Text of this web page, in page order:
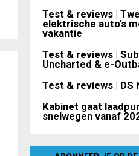
Test & reviews |
elektrische auto's
vakantie
Test & reviews |
Uncharted & e-
Test & reviews | DS
Kabinet gaat
snelwegen vanaf